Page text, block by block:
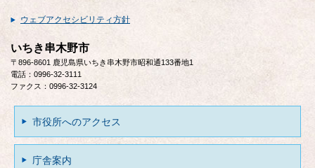
ウェブアクセシビリティ方針
いちき串木野市
〒896-8601 鹿児島県いちき串木野市昭和通133番地1
電話：0996-32-3111
ファクス：0996-32-3124
市役所へのアクセス
庁舎案内